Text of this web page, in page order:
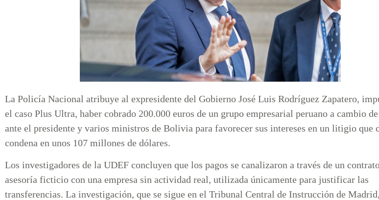
La Policía Nacional atribuye al expresidente del Gobierno José Luis Rodríguez Zapatero,
el caso Plus Ultra, haber cobrado 200.000 euros de un grupo empresarial peruano a cambio
ante el presidente y varios ministros de Bolivia para favorecer sus intereses en un litigio que
condena en unos 107 millones de dólares.
Los investigadores de la UDEF concluyen que los pagos se canalizaron a través de un
asesoría ficticio con una empresa sin actividad real, utilizada únicamente para justificar las
transferencias. La investigación, que se sigue en el Tribunal Central de Instrucción de